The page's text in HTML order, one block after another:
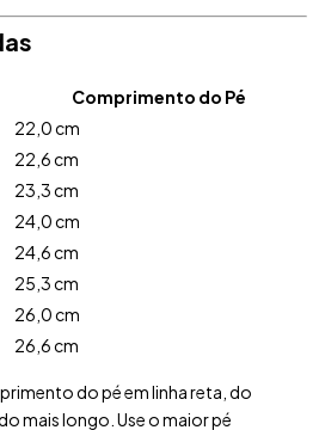
Comprimento do Pé
22,0 cm
22,6 cm
23,3 cm
24,0 cm
24,6 cm
25,3 cm
26,0 cm
26,6 cm
do pé em linha reta, do
mais longo. Use o maior pé